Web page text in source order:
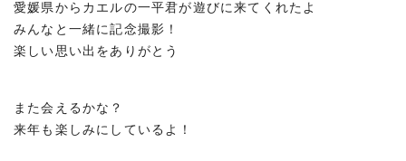
愛媛県からカエルの一平君が遊びに来てくれたよ
みんなと一緒に記念撮影！
楽しい思い出をありがとう
また会えるかな？
来年も楽しみにしているよ！